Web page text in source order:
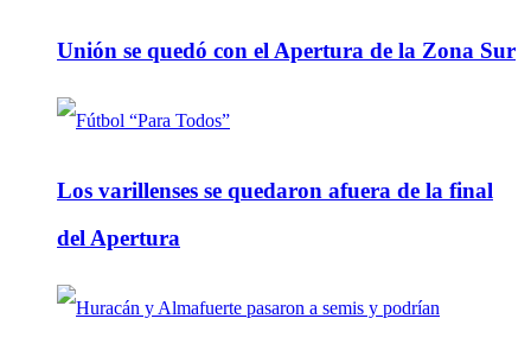
Unión se quedó con el Apertura de la Zona Sur
Los varillenses se quedaron afuera de la final
del Apertura